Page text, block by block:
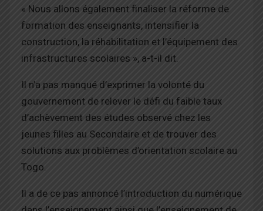
« Nous allons également finaliser la réforme de
formation des enseignants, intensifier la
construction, la réhabilitation et l’équipement des
infrastructures scolaires », a-t-il dit.
Il n’a pas manqué d’exprimer la volonté du
gouvernement de relever le défi du faible taux
d’achèvement des études observé chez les
jeunes filles au Secondaire et de trouver des
solutions aux problèmes d’orientation scolaire au
Togo.
Il a de ce pas annoncé l’introduction du numérique